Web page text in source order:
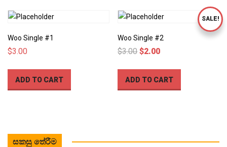
Woo Single #1
$3.00
ADD TO CART
SALE!
Woo Single #2
$3.00Original
was:
$3.00.
$2.00Current
is:
$2.00.
ADD TO CART
සකසු තේරීම